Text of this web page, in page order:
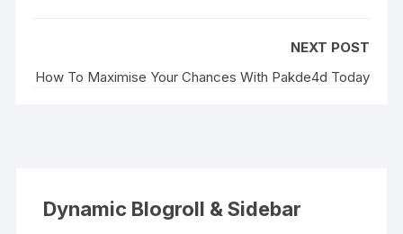
NEXT POST
How To Maximise Your Chances With Pakde4d Today
Dynamic Blogroll & Sidebar